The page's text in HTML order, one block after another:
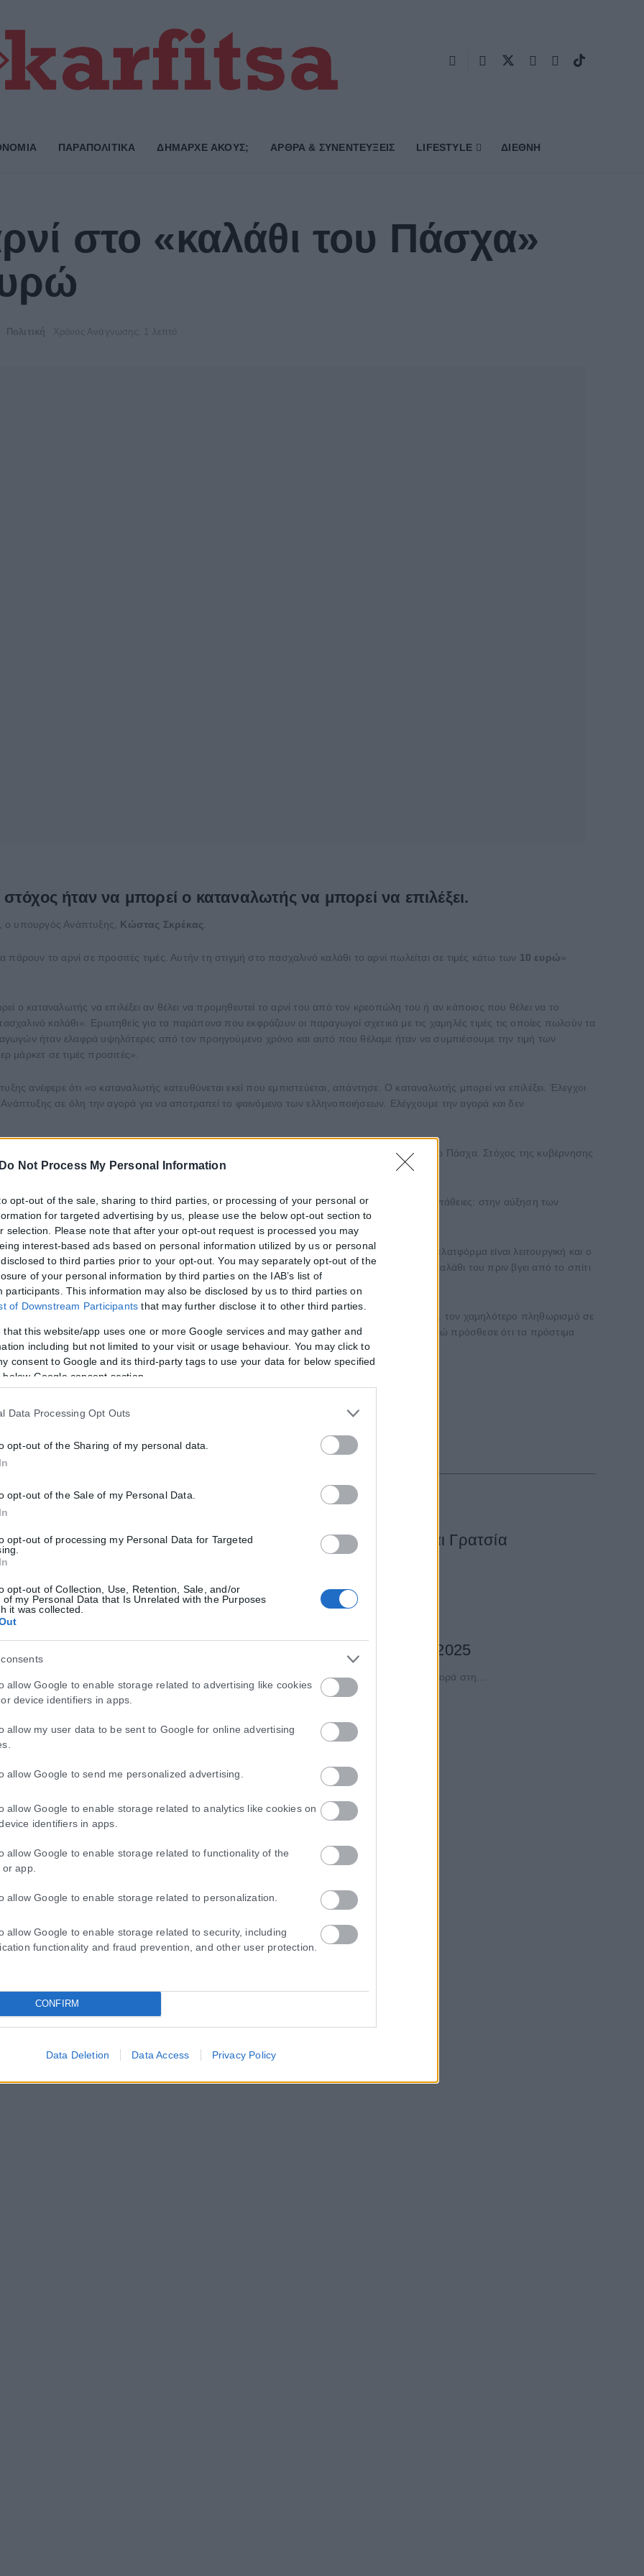
Do Not Process My Personal Information
opt-out of the sale, sharing to third parties, or processing of your personal or
for targeted advertising by us, please use the below opt-out section to
selection. Please note that after your opt-out request is processed you may
interest-based ads based on personal information utilized by us or personal
to third parties prior to your opt-out. You may separately opt-out of the
of your personal information by third parties on the IAB’s list of
participants. This information may also be disclosed by us to third parties on
of Downstream Participants that may further disclose it to other third parties.
that this website/app uses one or more Google services and may gather and
including but not limited to your visit or usage behaviour. You may click to
consent to Google and its third-party tags to use your data for below specified
Google consent section.
Data Processing Opt Outs
opt-out of the Sharing of my personal data.
opt-out of the Sale of my Personal Data.
opt-out of processing my Personal Data for Targeted
opt-out of Collection, Use, Retention, Sale, and/or
of my Personal Data that Is Unrelated with the Purposes
it was collected.
allow Google to enable storage related to advertising like cookies
device identifiers in apps.
allow my user data to be sent to Google for online advertising
allow Google to send me personalized advertising.
allow Google to enable storage related to analytics like cookies on
identifiers in apps.
allow Google to enable storage related to functionality of the
app.
allow Google to enable storage related to personalization.
allow Google to enable storage related to security, including
functionality and fraud prevention, and other user protection.
CONFIRM
Data Deletion Data Access Privacy Policy
ΠΑΡΑΠΟΛΙΤΙΚΑ ΔΗΜΑΡΧE ΑΚΟΥΣ; ΑΡΘΡΑ & ΣΥΝΕΝΤΕΥΞΕΙΣ LIFESTYLE ΔΙΕΘΝΗ
στο «καλάθι του Πάσχα»
Πολιτική Χρόνος Ανάγνωσης: 1 λεπτό
ήταν να μπορεί ο καταναλωτής να μπορεί να επιλέξει.
ο υπουργός Ανάπτυξης, Κώστας Σκρέκας
το αρνί σε προσιτές τιμές. Αυτήν τη στιγμή στο πασχαλινό καλάθι το αρνί πωλείται σε τιμές κάτω των 10 ευρώ»
ο καταναλωτής να επιλέξει αν θέλει να προμηθευτεί το αρνί του από τον κρεοπώλη του ή αν κάποιος που θέλει να το
καλάθι». Ερωτηθείς για τα παράπονα που εκφράζουν οι παραγωγοί σχετικά με τις χαμηλές τιμές τις οποίες πωλούν τα
ήταν ελαφρά υψηλότερες από τον προηγούμενο χρόνο και αυτό που θέλαμε ήταν να συμπιέσουμε την τιμή των
μάρκετ σε τιμές προσιτές».
ανέφερε ότι «ο καταναλωτής κατευθύνεται εκεί που εμπιστεύεται, απάντησε. Ο καταναλωτής μπορεί να επιλέξει. Έλεγχοι
σε όλη την αγορά για να αποτραπεί το φαινόμενο των ελληνοποιήσεων. Ελέγχουμε την αγορά και δεν
στο καλάθι και είδαμε ότι είναι στην ίδια τιμή ή και σε χαμηλότερη με το προηγούμενο Πάσχα. Στόχος της κυβέρνησης
ακρίβεια. Δεν έχουμε πάει εκεί που θέλουμε αλλά βλέπουμε αποκλιμάκωση» πρόσθεσε.
Ανάπτυξης τόνισε ότι «οι προσπάθειες για την αποκλιμάκωση συνίσταται σε τρεις προσπάθειες: στην αύξηση των
με ένα ψηφιακό εργαλείο που είναι η πλατφόρμα ekatanalotis».
είπε ότι «την εμπλουτίσαμε με3.000 προϊόντα που βρίσκονται στο super market. Η πλατφόρμα είναι λειτουργική και ο
market. Με αυτό το εργαλείο δίνουμε τη δυνατότητα στον καταναλωτή να δημιουργήσει το καλάθι του πριν βγει από το σπίτι
«ο γενικός δείκτης του πληθωρισμού στην Ελλάδα από το 2019 μέχρι σήμερα είναι 15,1, τον χαμηλότερο πληθωρισμό σε
είναι στο 30%, δηλαδή στον μέσο όρο της Ευρώπης. Έχουμε πάρει μια σειρά από μέτρα» ενώ πρόσθεσε ότι τα πρόστιμα
Δημοκρατία» – Βολές Ντουντουλάκη κατά Καρυστιανού και Γρατσία
προς τα μέλη της Ομάδας Πολιτών Χανίων, στην οποία υποστηρίζει ότι...
οι καταθέσεις φυσικών προσώπων την περίοδο 2018-2025
υπουργού Επικρατείας, Άκη Σκέρτσου, που ξεκινά από ένα ρητορικό ερώτημα: «Υπάρχει διαφορά στη...